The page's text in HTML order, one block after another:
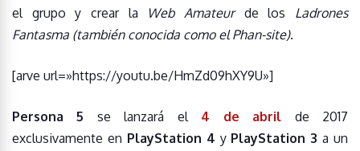
el grupo y crear la
Web Amateurde los Ladrones
Fantasma (también conocida como el Phan-site).
[arve url=»https://youtu.be/HmZd09hXY9U»]
Persona 5 se lanzará el 4 de abril de 2017
exclusivamente en PlayStation 4 y PlayStation 3 a un